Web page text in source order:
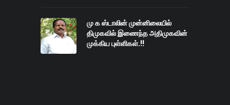
மு க ஸ்டாலின் முன்னிலையில்
திமுகவில் இணைந்த அதிமுகவின்
முக்கிய புள்ளிகள்.!!